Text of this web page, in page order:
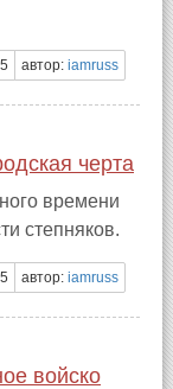
автор: iamruss
черта
времени
степняков.
автор: iamruss
войско